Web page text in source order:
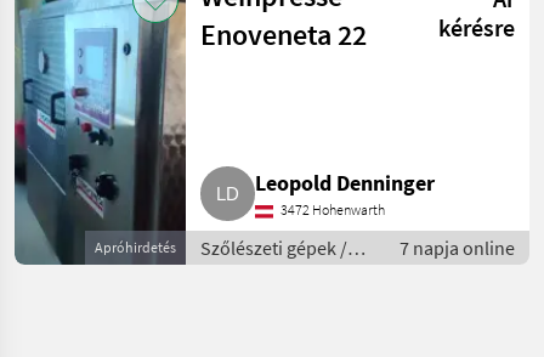
Apróhirdetés
Enoveneta 22
kérésre
Leopold Denninger
3472 Hohenwarth
Szőlészeti gépek /
Pincészeti gépek
7 napja online